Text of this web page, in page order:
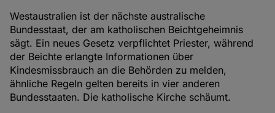
Westaustralien ist der nächste australische
Bundesstaat, der am katholischen Beichtgeheimnis
sägt. Ein neues Gesetz verpflichtet Priester, während
der Beichte erlangte Informationen über
Kindesmissbrauch an die Behörden zu melden,
ähnliche Regeln gelten bereits in vier anderen
Bundesstaaten. Die katholische Kirche schäumt.